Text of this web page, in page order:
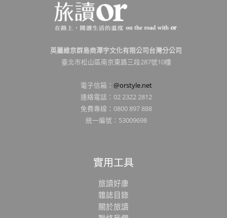
英屬維京群島商澤宇文化有限公司台灣分公司
臺北市松山區南京東路三段287號10樓
電子信箱： @orstyle.net
連絡電話：02 2322 2812
免費專線：0800 897 888
統一編號：53009698
實用工具
旅讀好康
雜誌目錄
關於旅讀